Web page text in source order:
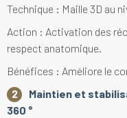
Technique : Maille 3D au
Action : Activation des
respect anatomique.
Bénéfices : Améliore le
Maintien et
360 °